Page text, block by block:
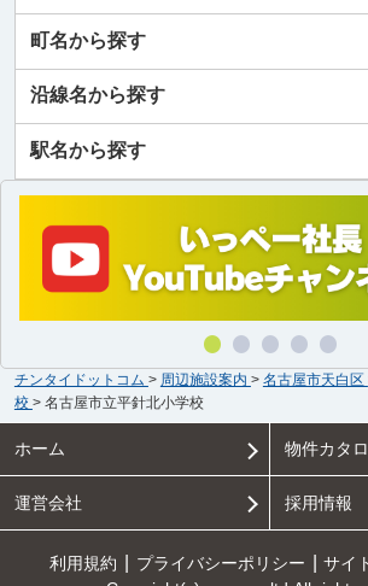
町名から探す
沿線名から探す
駅名から探す
チンタイドットコム > 周辺施設案内 > 名古屋市天白区
校 > 名古屋市立平針北小学校
ホーム 物件カタ
運営会社 採用情報
利用規約 プライバシーポリシー サイ